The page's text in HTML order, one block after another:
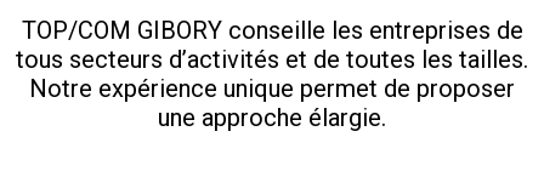
TOP/COM GIBORY conseille les entreprises de
tous secteurs d’activités et de toutes les tailles.
Notre expérience unique permet de proposer
une approche élargie.